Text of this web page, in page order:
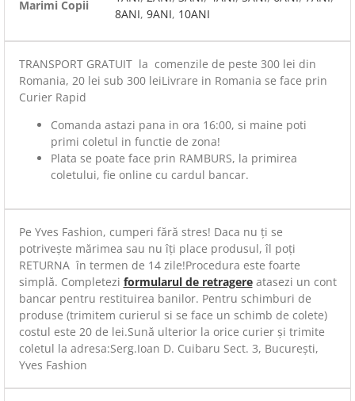
Marimi Copii
8ANI, 9ANI, 10ANI
TRANSPORT GRATUIT la comenzile de peste 300 lei din
Romania, 20 lei sub 300 leiLivrare in Romania se face prin
Curier Rapid
Comanda astazi pana in ora 16:00, si maine poti
primi coletul in functie de zona!
Plata se poate face prin RAMBURS, la primirea
coletului, fie online cu cardul bancar.
Pe Yves Fashion, cumperi fără stres! Daca nu ți se
potrivește mărimea sau nu îți place produsul, îl poți
RETURNA în termen de 14 zile!Procedura este foarte
simplă. Completezi formularul de retragereatasezi un cont
bancar pentru restituirea banilor. Pentru schimburi de
produse (trimitem curierul si se face un schimb de colete)
costul este 20 de lei.Sună ulterior la orice curier și trimite
coletul la adresa:Serg.Ioan D. Cuibaru Sect. 3, București,
Yves Fashion